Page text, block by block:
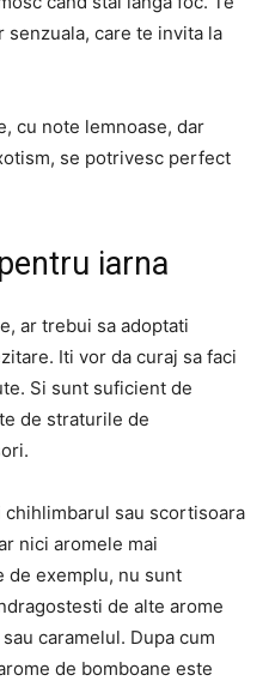
care te invita la
cu note lemnoase, dar
se potrivesc perfect
iarna
ar trebui sa adoptati
Iti vor da curaj sa faci
Si sunt suficient de
de straturile de
chihlimbarul sau scortisoara
nici aromele mai
de exemplu, nu sunt
de alte arome
caramelul. Dupa cum
de bomboane este